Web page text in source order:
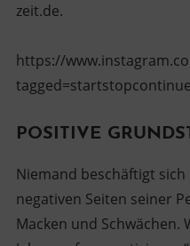
zeit.de.
https://
tagged=startstopcontinue
POSITIVE
Niemand beschäftigt
negativen Seiten seiner
Macken und Schwächen.